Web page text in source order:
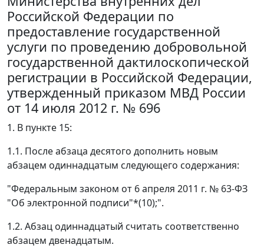
Российской Федерации по
предоставление государственной
услуги по проведению добровольной
государственной дактилоскопической
регистрации в Российской Федерации,
утвержденный приказом МВД России
от 14 июля 2012 г. № 696
1. В пункте 15:
1.1. После абзаца десятого дополнить новым
абзацем одиннадцатым следующего содержания:
"Федеральным законом от 6 апреля 2011 г. № 63-ФЗ
"Об электронной подписи"*(10);".
1.2. Абзац одиннадцатый считать соответственно
абзацем двенадцатым.